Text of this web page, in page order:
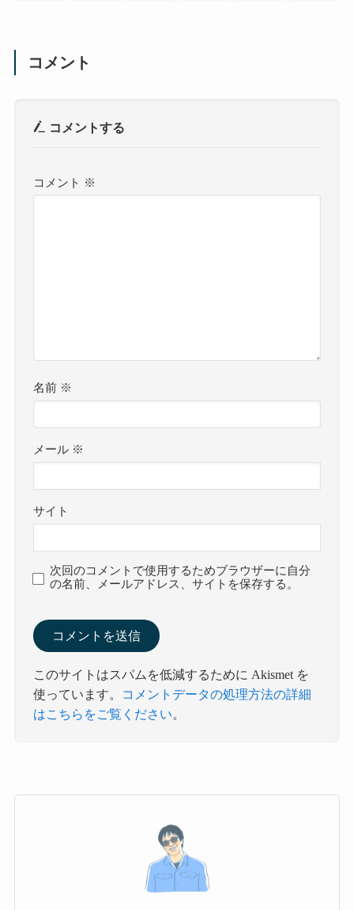
コメント
コメントする
コメント ※
名前 ※
メール ※
サイト
次回のコメントで使用するためブラウザーに自分
の名前、メールアドレス、サイトを保存する。
このサイトはスパムを低減するために Akismet を
使っています。
コメントデータの処理方法の詳細
はこちらをご覧ください。